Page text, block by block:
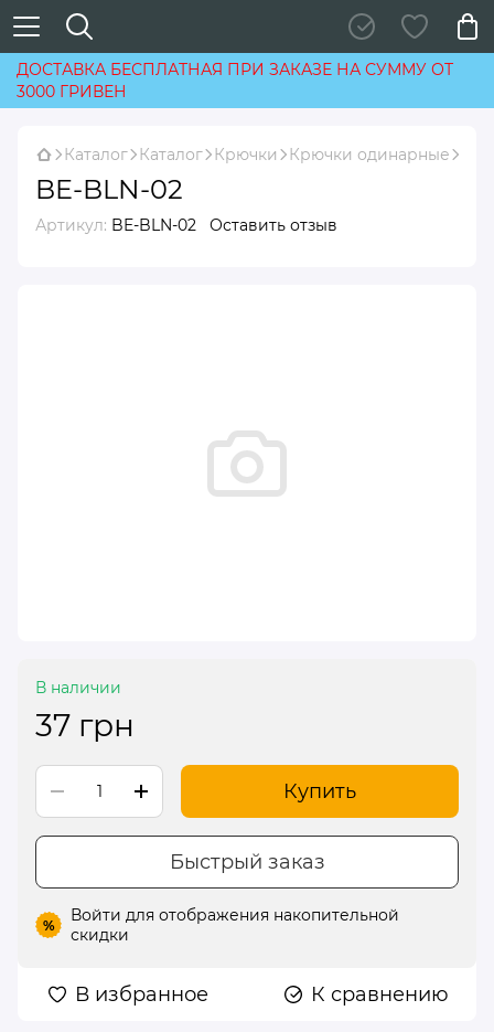
ДОСТАВКА БЕСПЛАТНАЯ ПРИ ЗАКАЗЕ НА СУММУ ОТ
3000 ГРИВЕН
Каталог Каталог Крючки Крючки одинарные
BE-BLN-02
Артикул: BE-BLN-02 Оставить отзыв
В наличии
37 грн
Купить
Быстрый заказ
% Войти для отображения накопительной
скидки
В избранное К сравнению